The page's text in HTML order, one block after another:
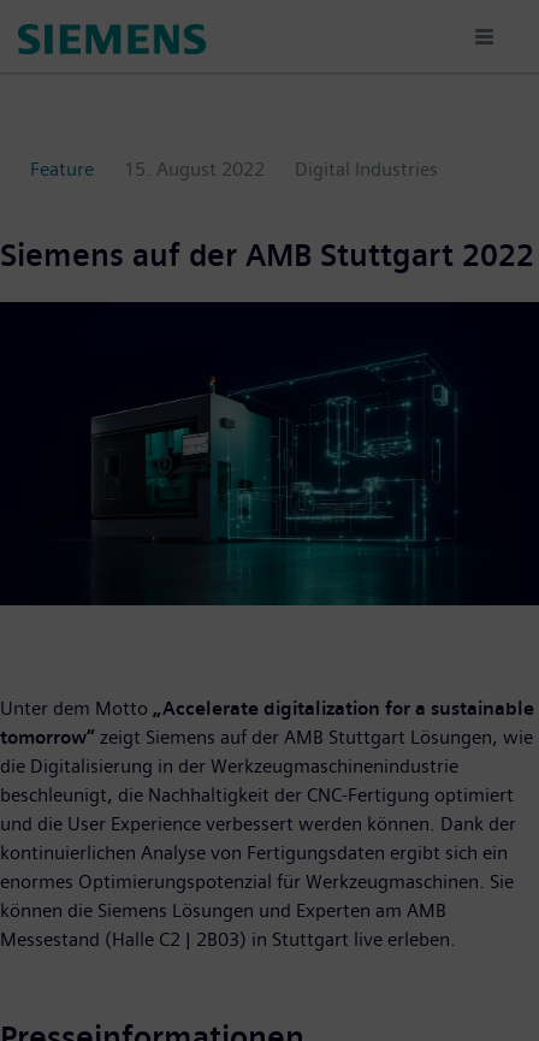
para
Feature
15. August 2022 Digital Industries
Siemens auf der AMB Stuttgart 2022
Unter dem Motto „Accelerate digitalization for a sustainable
tomorrow“ zeigt Siemens auf der AMB Stuttgart Lösungen, wie
die Digitalisierung in der Werkzeugmaschinenindustrie
beschleunigt, die Nachhaltigkeit der CNC-Fertigung optimiert
und die User Experience verbessert werden können. Dank der
kontinuierlichen Analyse von Fertigungsdaten ergibt sich ein
enormes Optimierungspotenzial für Werkzeugmaschinen. Sie
können die Siemens Lösungen und Experten am AMB
Messestand (Halle C2 | 2B03) in Stuttgart live erleben.